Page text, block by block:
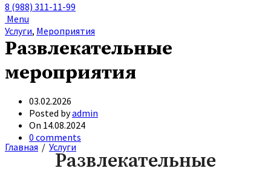
8 (988) 311-11-99
Menu
Услуги, Мероприятия
Развлекательные
мероприятия
03.02.2026
Posted byadmin
On 14.08.2024
0 comments
Главная / Услуги
Развлекательные